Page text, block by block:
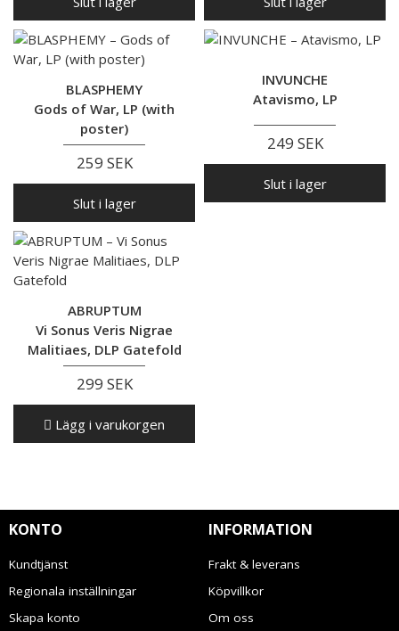
BLASPHEMY
Gods of War, LP (with
poster)
259 SEK
Slut i lager
INVUNCHE
Atavismo, LP
249 SEK
Slut i lager
ABRUPTUM
Vi Sonus Veris Nigrae
Malitiaes, DLP Gatefold
299 SEK
Lägg i varukorgen
KONTO
Kundtjänst
Regionala inställningar
Skapa konto
INFORMATION
Frakt & leverans
Köpvillkor
Om oss